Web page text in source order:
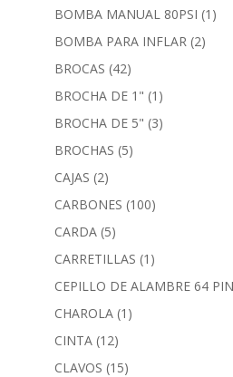
BOMBA MANUAL 80PSI (1)
BOMBA PARA INFLAR (2)
BROCAS (42)
BROCHA DE 1" (1)
BROCHA DE 5" (3)
BROCHAS (5)
CAJAS (2)
CARBONES (100)
CARDA (5)
CARRETILLAS (1)
CEPILLO DE ALAMBRE 64
CHAROLA (1)
CINTA (12)
CLAVOS (15)